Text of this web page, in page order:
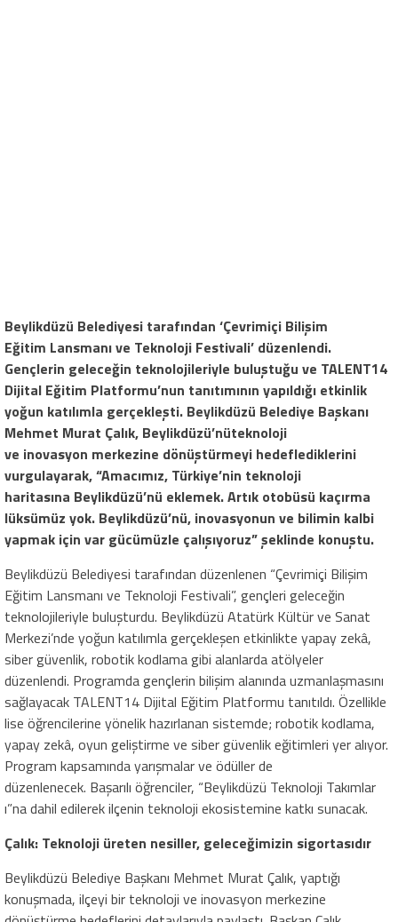
Beylikdüzü Belediyesi tarafından ‘Çevrimiçi Bilişim
Eğitim Lansmanı ve Teknoloji Festivali’ düzenlendi.
Gençlerin geleceğin teknolojileriyle buluştuğu ve TALENT14
Dijital Eğitim Platformu’nun tanıtımının yapıldığı etkinlik
yoğun katılımla gerçekleşti. Beylikdüzü Belediye Başkanı
Mehmet Murat Çalık, Beylikdüzü’nüteknoloji
ve inovasyon merkezine dönüştürmeyi hedeflediklerini
vurgulayarak, “Amacımız, Türkiye’nin teknoloji
haritasına Beylikdüzü’nü eklemek. Artık otobüsü kaçırma
lüksümüz yok. Beylikdüzü’nü, inovasyonun ve bilimin kalbi
yapmak için var gücümüzle çalışıyoruz” şeklinde konuştu.
Beylikdüzü Belediyesi tarafından düzenlenen “Çevrimiçi Bilişim
Eğitim Lansmanı ve Teknoloji Festivali”, gençleri geleceğin
teknolojileriyle buluşturdu. Beylikdüzü Atatürk Kültür ve Sanat
Merkezi’nde yoğun katılımla gerçekleşen etkinlikte yapay zekâ,
siber güvenlik, robotik kodlama gibi alanlarda atölyeler
düzenlendi. Programda gençlerin bilişim alanında uzmanlaşmasını
sağlayacak TALENT14 Dijital Eğitim Platformu tanıtıldı. Özellikle
lise öğrencilerine yönelik hazırlanan sistemde; robotik kodlama,
yapay zekâ, oyun geliştirme ve siber güvenlik eğitimleri yer alıyor.
Program kapsamında yarışmalar ve ödüller de
düzenlenecek. Başarılı öğrenciler, “Beylikdüzü Teknoloji Takımlar
ı”na dahil edilerek ilçenin teknoloji ekosistemine katkı sunacak.
Çalık: Teknoloji üreten nesiller, geleceğimizin sigortasıdır
Beylikdüzü Belediye Başkanı Mehmet Murat Çalık, yaptığı
konuşmada, ilçeyi bir teknoloji ve inovasyon merkezine